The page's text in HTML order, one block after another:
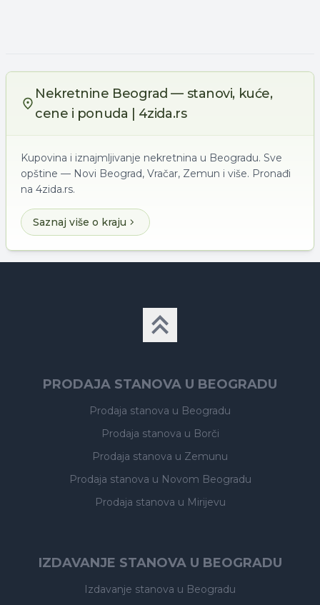
Nekretnine Beograd — stanovi, kuće,
cene i ponuda | 4zida.rs
Kupovina i iznajmljivanje nekretnina u Beogradu. Sve
opštine — Novi Beograd, Vračar, Zemun i više. Pronađi
na 4zida.rs.
Saznaj više o kraju
PRODAJA STANOVA U BEOGRADU
Prodaja stanova u Beogradu
Prodaja stanova u Borči
Prodaja stanova u Zemunu
Prodaja stanova u Novom Beogradu
Prodaja stanova u Mirijevu
IZDAVANJE STANOVA U BEOGRADU
Izdavanje stanova u Beogradu